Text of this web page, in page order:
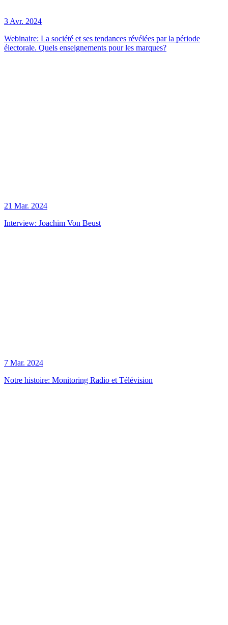
3 Avr. 2024
Webinaire: La société et ses tendances révélées par la période
électorale. Quels enseignements pour les marques?
21 Mar. 2024
Interview: Joachim Von Beust
7 Mar. 2024
Notre histoire: Monitoring Radio et Télévision